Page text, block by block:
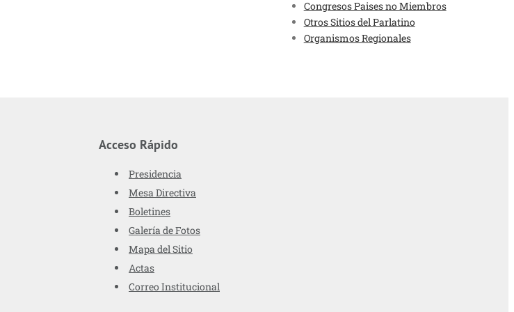
Congresos Paises no Miembros
Otros Sitios del Parlatino
Organismos Regionales
Acceso Rápido
Presidencia
Mesa Directiva
Boletines
Galería de Fotos
Mapa del Sitio
Actas
Correo Institucional